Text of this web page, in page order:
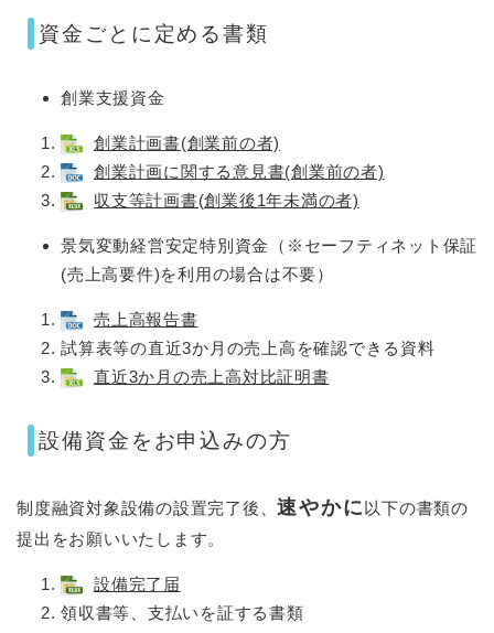
資金ごとに定める書類
創業支援資金
創業計画書(創業前の者)
創業計画に関する意見書(創業前の者)
収支等計画書(創業後1年未満の者)
景気変動経営安定特別資金（※セーフティネット保証
(売上高要件)を利用の場合は不要）
売上高報告書
試算表等の直近3か月の売上高を確認できる資料​
直近3か月の売上高対比証明書
設備資金をお申込みの方
制度融資対象設備の設置完了後、速やかに 以下の書類の
提出をお願いいたします。
設備完了届
領収書等、支払いを証する書類